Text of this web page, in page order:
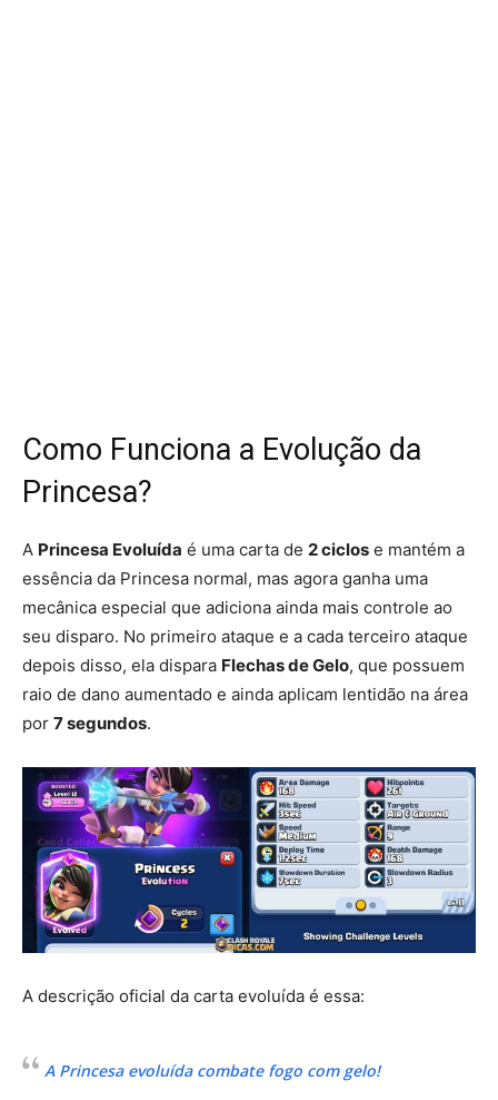
Como Funciona a Evolução da
Princesa?
A Princesa Evoluída é uma carta de 2 ciclos e mantém a
essência da Princesa normal, mas agora ganha uma
mecânica especial que adiciona ainda mais controle ao
seu disparo. No primeiro ataque e a cada terceiro ataque
depois disso, ela dispara Flechas de Gelo, que possuem
raio de dano aumentado e ainda aplicam lentidão na área
por 7 segundos.
A descrição oficial da carta evoluída é essa:
A Princesa evoluída combate fogo com gelo!